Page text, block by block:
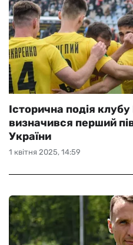
1 квітня 2025, 14:59
Історична подія клубу
визначився перший
України